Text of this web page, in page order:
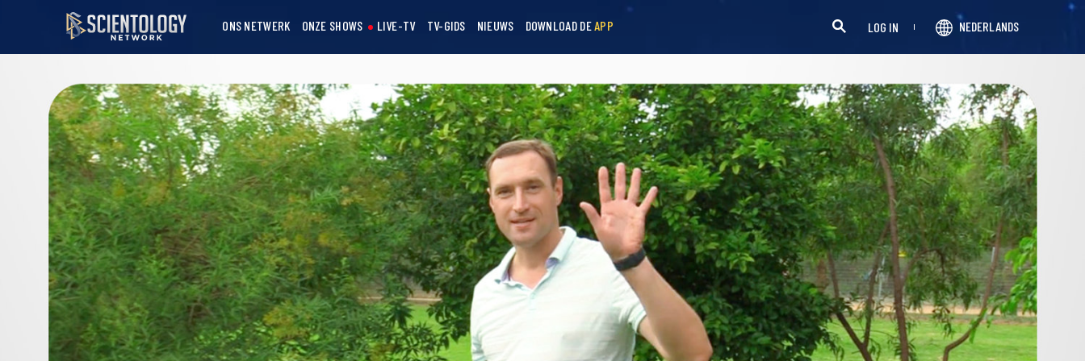
ONS NETWERK ONZE SHOWS LIVE-TV TV-GIDS NIEUWS DOWNLOAD DEAPP LOG IN NEDERLANDS